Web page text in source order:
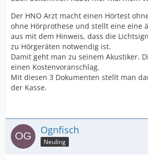
Der HNO Arzt macht einen Hörtest
ohne Hörprothese und stellt eine eine
aus mit dem Hinweis, dass die
zu Hörgeräten notwendig ist.
Damit geht man zu seinem Akustiker.
einen Kostenvoranschlag.
Mit diesen 3 Dokumenten stellt man
der Kasse.
Ognfisch
Neuling